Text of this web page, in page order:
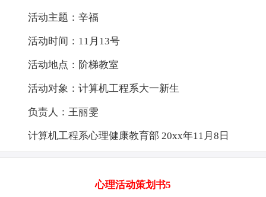
活动主题：辛福
活动时间：11月13号
活动地点：阶梯教室
活动对象：计算机工程系大一新生
负责人：王丽雯
计算机工程系心理健康教育部 20xx年11月8日
心理活动策划书5